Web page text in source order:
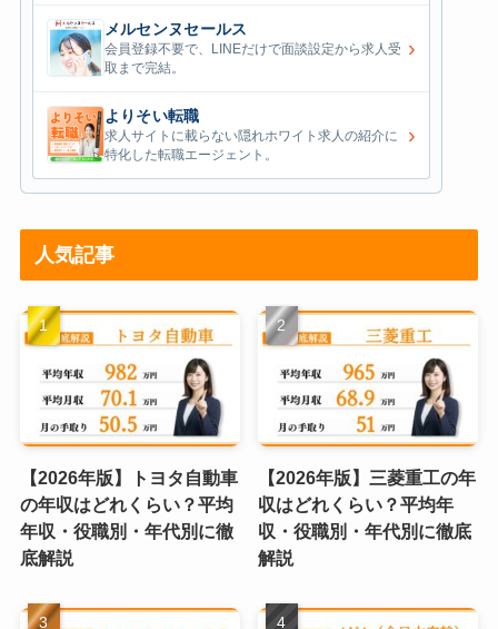
メルセンヌセールス
会員登録不要で、LINEだけで面談設定から求人受
取まで完結。
›
よりそい転職
求人サイトに載らない隠れホワイト求人の紹介に
特化した転職エージェント。
›
人気記事
【2026年版】トヨタ自動車
の年収はどれくらい？平均
年収・役職別・年代別に徹
底解説
【2026年版】三菱重工の年
収はどれくらい？平均年
収・役職別・年代別に徹底
解説